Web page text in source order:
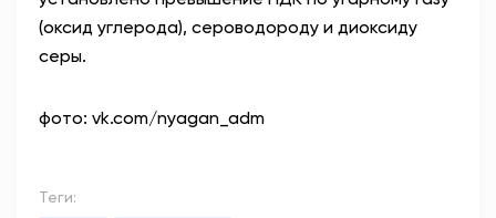
(оксид углерода), сероводороду и диоксиду
серы.
фото: vk.com/nyagan_adm
Теги: